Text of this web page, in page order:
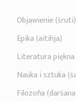
Objawienie (śruti)
Epika (aitihja)
Literatura
Nauka i sztuka
Filozofia